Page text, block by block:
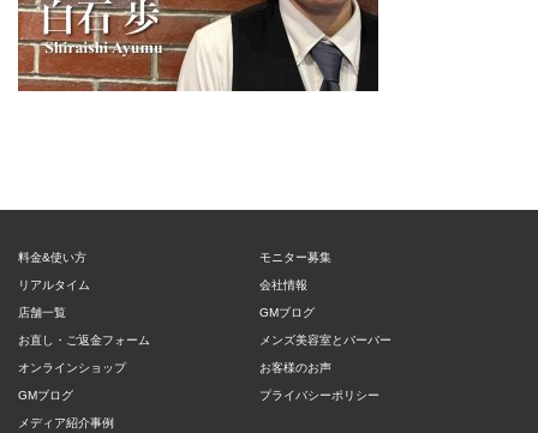
料金&使い方
リアルタイム
店舗一覧
お直し・ご返金フォーム
オンラインショップ
GMブログ
メディア紹介事例
モニター募集
会社情報
GMブログ
メンズ美容室とバーバー
お客様のお声
プライバシーポリシー